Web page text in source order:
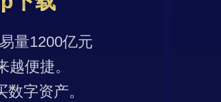
量1200亿元
便捷。
字资产。